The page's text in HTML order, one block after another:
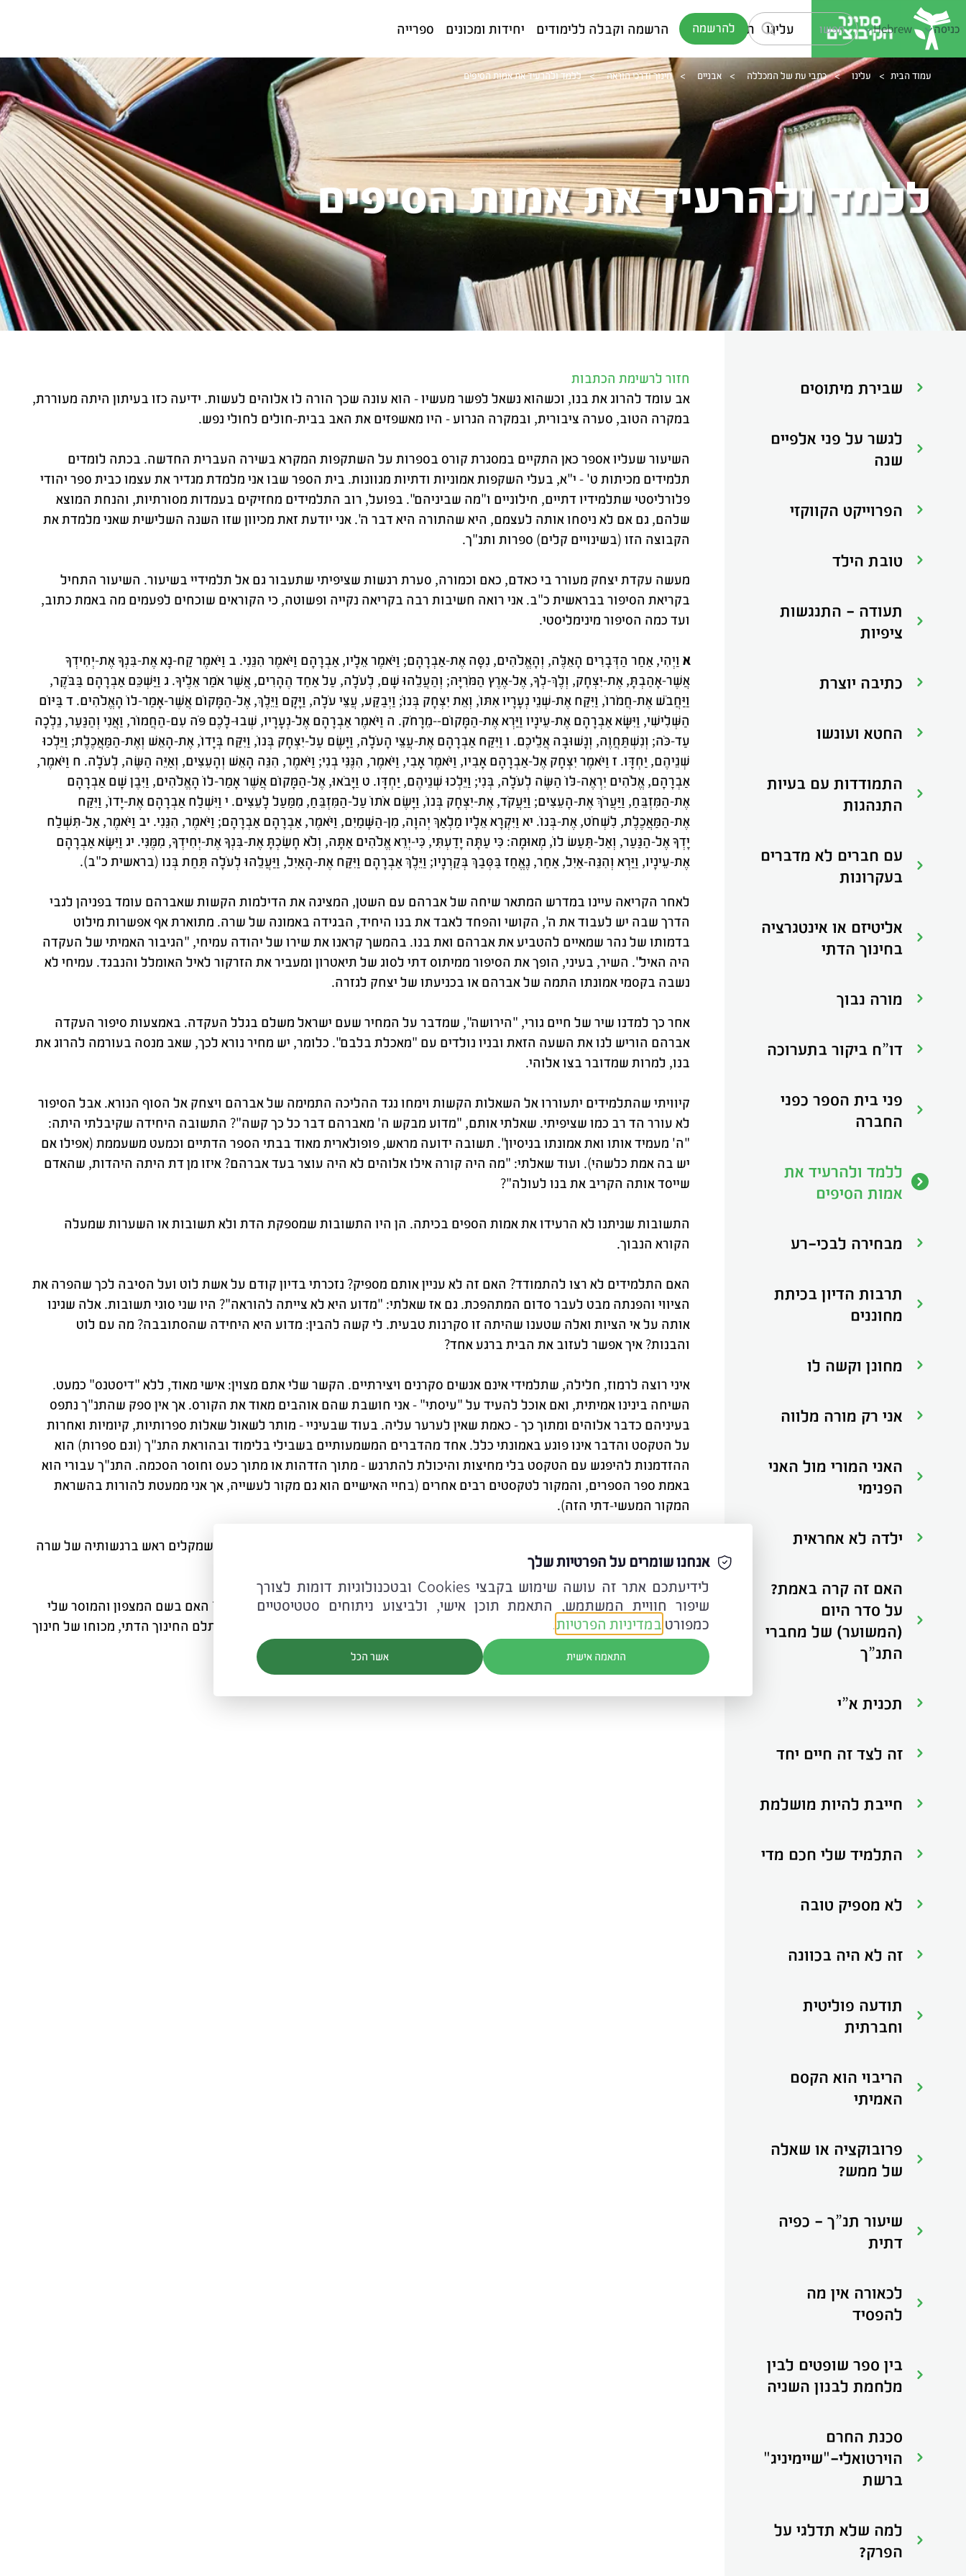
עלינו תוכניות לימוד הרשמה וקבלה ללימודים יחידות ומכונים ספרייה כניסה Hebrew להרשמה
עמוד הבית > עלינו > כתבי עת של המכללה > אבניים > חינוך ודרכי הוראה > ללמד ולהרעיד את אמות הסיפים
ללמד ולהרעיד את אמות הסיפים
שבירת מיתוסים
לגשר על פני אלפיים
שנה
הפרוייקט הקווקזי
טובת הילד
תעודה - התנגשות
ציפיות
כתיבה יוצרת
החטא ועונשו
התמודדות עם בעיות
התנהגות
עם חברים לא מדברים
בעקרונות
אליטיזם או אינטגרציה
בחינוך הדתי
מורה נבוך
דו”ח ביקור בתערוכה
פני בית הספר כפני
החברה
ללמד ולהרעיד את
אמות הסיפים
מבחירה לבכי-רע
תרבות הדיון בכיתת
מחוננים
מחונן וקשה לו
אני רק מורה מלווה
האני המורי מול האני
הפנימי
ילדה לא אחראית
האם זה קרה באמת?
על סדר היום
(המשוער) של מחברי
התנ”ך
תכנית א”י
זה לצד זה חיים יחד
חייבת להיות מושלמת
התלמיד שלי חכם מדי
לא מספיק טובה
זה לא היה בכוונה
תודעה פוליטית
וחברתית
הריבוי הוא הקסם
האמיתי‍‍
פרובוקציה או שאלה
של ממש?
שיעור תנ”ך - כפיה
דתית
לכאורה אין מה
להפסיד
בין ספר שופטים לבין
מלחמת לבנון השניה
סכנת החרם
הוירטואלי-"שיימיניג"
ברשת
למה שלא תדלגי על
הפרק?
חזור לרשימת הכתבות
אב עומד להרוג את בנו, וכשהוא נשאל לפשר מעשיו - הוא עונה שכך הורה לו אלוהים לעשות. ידיעה כזו בעיתון היתה מעוררת,
במקרה הטוב, סערה ציבורית, ובמקרה הגרוע - היו מאשפזים את האב בבית-חולים לחולי נפש.
השיעור שעליו אספר כאן התקיים במסגרת קורס בספרות על השתקפות המקרא בשירה העברית החדשה. בכתה לומדים
תלמידים מכיתות ט' - י"א, בעלי השקפות אמוניות ודתיות מגוונות. בית הספר שבו אני מלמדת מגדיר את עצמו כבית ספר יהודי
פלורליסטי שתלמידיו דתיים, חילוניים ו"מה שביניהם". בפועל, רוב התלמידים מחזיקים בעמדות מסורתיות, והנחת המוצא
שלהם, גם אם לא ניסחו אותה לעצמם, היא שהתורה היא דבר ה'. אני יודעת זאת מכיוון שזו השנה השלישית שאני מלמדת את
הקבוצה הזו (בשינויים קלים) ספרות ותנ"ך.
מעשה עקדת יצחק מעורר בי כאדם, כאם וכמורה, סערת רגשות שציפיתי שתעבור גם אל תלמידיי בשיעור. השיעור התחיל
בקריאת הסיפור בבראשית כ"ב. אני רואה חשיבות רבה בקריאה נקייה ופשוטה, כי הקוראים שוכחים לפעמים מה באמת כתוב,
ועד כמה הסיפור מינימליסטי.
א וַיְהִי, אַחַר הַדְּבָרִים הָאֵלֶּה, וְהָאֱלֹהִים, נִסָּה אֶת-אַבְרָהָם; וַיֹּאמֶר אֵלָיו, אַבְרָהָם וַיֹּאמֶר הִנֵּנִי. ב וַיֹּאמֶר קַח-נָא אֶת-בִּנְךָ אֶת-יְחִידְךָ
אֲשֶׁר-אָהַבְתָּ, אֶת-יִצְחָק, וְלֶךְ-לְךָ, אֶל-אֶרֶץ הַמֹּרִיָּה; וְהַעֲלֵהוּ שָׁם, לְעֹלָה, עַל אַחַד הֶהָרִים, אֲשֶׁר אֹמַר אֵלֶיךָ. ג וַיַּשְׁכֵּם אַבְרָהָם בַּבֹּקֶר,
וַיַּחֲבֹשׁ אֶת-חֲמֹרוֹ, וַיִּקַּח אֶת-שְׁנֵי נְעָרָיו אִתּוֹ, וְאֵת יִצְחָק בְּנוֹ; וַיְבַקַּע, עֲצֵי עֹלָה, וַיָּקָם וַיֵּלֶךְ, אֶל-הַמָּקוֹם אֲשֶׁר-אָמַר-לוֹ הָאֱלֹהִים. ד בַּיּוֹם
הַשְּׁלִישִׁי, וַיִּשָּׂא אַבְרָהָם אֶת-עֵינָיו וַיַּרְא אֶת-הַמָּקוֹם--מֵרָחֹק. ה וַיֹּאמֶר אַבְרָהָם אֶל-נְעָרָיו, שְׁבוּ-לָכֶם פֹּה עִם-הַחֲמוֹר, וַאֲנִי וְהַנַּעַר, נֵלְכָה
עַד-כֹּה; וְנִשְׁתַּחֲוֶה, וְנָשׁוּבָה אֲלֵיכֶם. ו וַיִּקַּח אַבְרָהָם אֶת-עֲצֵי הָעֹלָה, וַיָּשֶׂם עַל-יִצְחָק בְּנוֹ, וַיִּקַּח בְּיָדוֹ, אֶת-הָאֵשׁ וְאֶת-הַמַּאֲכֶלֶת; וַיֵּלְכוּ
שְׁנֵיהֶם, יַחְדָּו. ז וַיֹּאמֶר יִצְחָק אֶל-אַבְרָהָם אָבִיו, וַיֹּאמֶר אָבִי, וַיֹּאמֶר, הִנֶּנִּי בְנִי; וַיֹּאמֶר, הִנֵּה הָאֵשׁ וְהָעֵצִים, וְאַיֵּה הַשֶּׂה, לְעֹלָה. ח וַיֹּאמֶר,
אַבְרָהָם, אֱלֹהִים יִרְאֶה-לּוֹ הַשֶּׂה לְעֹלָה, בְּנִי; וַיֵּלְכוּ שְׁנֵיהֶם, יַחְדָּו. ט וַיָּבֹאוּ, אֶל-הַמָּקוֹם אֲשֶׁר אָמַר-לוֹ הָאֱלֹהִים, וַיִּבֶן שָׁם אַבְרָהָם
אֶת-הַמִּזְבֵּחַ, וַיַּעֲרֹךְ אֶת-הָעֵצִים; וַיַּעֲקֹד, אֶת-יִצְחָק בְּנוֹ, וַיָּשֶׂם אֹתוֹ עַל-הַמִּזְבֵּחַ, מִמַּעַל לָעֵצִים. י וַיִּשְׁלַח אַבְרָהָם אֶת-יָדוֹ, וַיִּקַּח
אֶת-הַמַּאֲכֶלֶת, לִשְׁחֹט, אֶת-בְּנוֹ. יא וַיִּקְרָא אֵלָיו מַלְאַךְ יְהוָה, מִן-הַשָּׁמַיִם, וַיֹּאמֶר, אַבְרָהָם אַבְרָהָם; וַיֹּאמֶר, הִנֵּנִי. יב וַיֹּאמֶר, אַל-תִּשְׁלַח
יָדְךָ אֶל-הַנַּעַר, וְאַל-תַּעַשׂ לוֹ, מְאוּמָה: כִּי עַתָּה יָדַעְתִּי, כִּי-יְרֵא אֱלֹהִים אַתָּה, וְלֹא חָשַׂכְתָּ אֶת-בִּנְךָ אֶת-יְחִידְךָ, מִמֶּנִּי. יג וַיִּשָּׂא אַבְרָהָם
אֶת-עֵינָיו, וַיַּרְא וְהִנֵּה-אַיִל, אַחַר, נֶאֱחַז בַּסְּבַךְ בְּקַרְנָיו; וַיֵּלֶךְ אַבְרָהָם וַיִּקַּח אֶת-הָאַיִל, וַיַּעֲלֵהוּ לְעֹלָה תַּחַת בְּנו (בראשית כ"ב).
לאחר הקריאה עיינו במדרש המתאר שיחה של אברהם עם השטן, המציגה את הדילמות הקשות שאברהם עומד בפניהן לגבי
הדרך שבה יש לעבוד את ה', הקושי והפחד לאבד את בנו היחיד, הבגידה באמונה של שרה. מתוארת אף אפשרות מילוט
בדמותו של נהר שמאיים להטביע את אברהם ואת בנו. בהמשך קראנו את שירו של יהודה עמיחי, "הגיבור האמיתי של העקדה
היה האיל". השיר, בעיני, הופך את הסיפור ממיתוס דתי לסוג של תיאטרון ומעביר את הזרקור לאיל האומלל והנבגד. עמיחי לא
נשבה בקסמי אמונתו התמה של אברהם או בכניעתו של יצחק לגזרה.
אחר כך למדנו שיר של חיים גורי, "הירושה", שמדבר על המחיר שעם ישראל משלם בגלל העקדה. באמצעות סיפור העקדה
אברהם הוריש לנו את השעה הזאת ובניו נולדים עם "מאכלת בלבם". כלומר, יש מחיר נורא לכך, שאב מנסה בעורמה להרוג את
בנו, למרות שמדובר בצו אלוהי.
קיוויתי שהתלמידים יתעוררו אל השאלות הקשות וימחו נגד ההליכה התמימה של אברהם ויצחק אל הסוף הנורא. אבל הסיפור
לא עורר הד רב כמו שציפיתי. שאלתי אותם, "מדוע מבקש ה' מאברהם דבר כל כך קשה"? התשובה היחידה שקיבלתי היתה:
"ה' מעמיד אותו ואת אמונתו בניסיון". תשובה ידועה מראש, פופולארית מאוד בבתי הספר הדתיים וכמעט משעממת (אפילו אם
יש בה אמת כלשהי). ועוד שאלתי: "מה היה קורה אילו אלוהים לא היה עוצר בעד אברהם? איזו מן דת היתה היהדות, שהאדם
שייסד אותה הקריב את בנו לעולה"?
התשובות שניתנו לא הרעידו את אמות הספים בכיתה. הן היו התשובות שמספקת הדת ולא תשובות או השערות שמעלה
הקורא הנבוך.
האם התלמידים לא רצו להתמודד? האם זה לא עניין אותם מספיק? נזכרתי בדיון קודם על אשת לוט ועל הסיבה לכך שהפרה את
הציווי והפנתה מבט לעבר סדום המתהפכת. גם אז שאלתי: "מדוע היא לא צייתה להוראה"? היו שני סוגי תשובות. אלה שגינו
אותה על אי הציות ואלה שטענו שהיתה זו סקרנות טבעית. לי קשה להבין: מדוע היא היחידה שהסתובבה? מה עם לוט
והבנות? איך אפשר לעזוב את הבית ברגע אחד?
איני רוצה לרמוז, חלילה, שתלמידי אינם אנשים סקרנים ויצירתיים. הקשר שלי אתם מצוין: אישי מאוד, ללא "דיסטנס" כמעט.
השיחה בינינו אמיתית, ואם אוכל להעיד על "עיסתי" - אני חושבת שהם אוהבים מאוד את הקורס. אך אין ספק שהתנ"ך נתפס
בעיניהם כדבר אלוהים ומתוך כך - כאמת שאין לערער עליה. בעוד שבעיניי - מותר לשאול שאלות ספרותיות, קיומיות ואחרות
על הטקסט והדבר אינו פוגע באמונתי כלל. אחד מהדברים המשמעותיים בשבילי בלימוד ובהוראת התנ"ך (וגם ספרות) הוא
ההזדמנות להיפגש עם הטקסט בלי מחיצות והיכולת להתרגש - מתוך הזדהות או מתוך כעס וחוסר הסכמה. התנ"ך עבורי הוא
באמת ספר הספרים, והמקור לטקסטים רבים אחרים (בחיי האישיים הוא גם מקור לעשייה, אך אני ממעטת להורות בהשראת
המקור המעשי-דתי הזה).
יתכן שהעובדה שאני אמא טרייה גם היא עוררה בי רגשות קשים כלפי אברהם וכלפי אלוהים, שמקלים ראש ברגשותיה של שרה
וברגשותיו של יצחק הקטן ומוותרים על הבן שנולד לאברהם אחרי זמן כה רב.
השאלה שעמדה בפניי היא: האם עליי, כמורה, כאשת חינוך, לזעזע את אמונתם של תלמידיי? האם בשם המצפון והמוסר שלי
אני רשאית לגרום להם לזנוח את אמונתם התמימה? ואולי אין זו אמונה תמימה אלא הליכה בתלם החינוך הדתי, מכוחו של חינוך
אנחנו שומרים על הפרטיות שלך
לידיעתכם אתר זה עושה שימוש בקבצי Cookies ובטכנולוגיות דומות לצורך
שיפור חוויית המשתמש, התאמת תוכן אישי, ולביצוע ניתוחים סטטיסטיים
כמפורט במדיניות הפרטיות.
אשר הכל התאמה אישית